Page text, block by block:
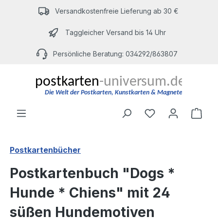
Zum Hauptinhalt springenVersandkostenfreie Lieferung ab 30 €
Taggleicher Versand bis 14 Uhr
Persönliche Beratung: 034292/863807
Du hast 0
Postkartenbücher
Postkartenbuch "Dogs *
Hunde * Chiens" mit 24
süßen Hundemotiven